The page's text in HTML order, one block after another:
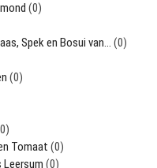
(0)
Spek en Bosui van… (0)
(0)
Tomaat (0)
Leersum (0)